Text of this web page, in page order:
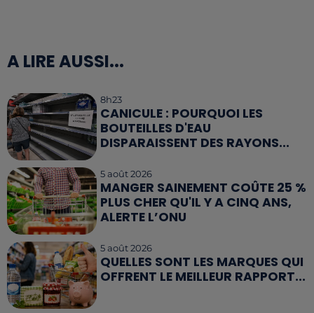
A LIRE AUSSI...
8h23
CANICULE : POURQUOI LES
BOUTEILLES D'EAU
DISPARAISSENT DES RAYONS...
5 août 2026
MANGER SAINEMENT COÛTE 25 %
PLUS CHER QU'IL Y A CINQ ANS,
ALERTE L’ONU
5 août 2026
QUELLES SONT LES MARQUES QUI
OFFRENT LE MEILLEUR RAPPORT...